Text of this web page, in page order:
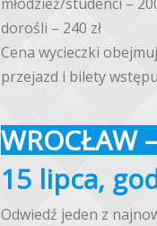
dorośli – 240 zł
Cena wycieczki
przejazd i bilety
WROCŁAW
15 lipca,
Odwiedź jeden z